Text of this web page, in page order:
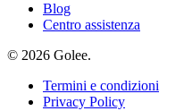
Blog
Centro assistenza
© 2026 Golee.
Termini e condizioni
Privacy Policy